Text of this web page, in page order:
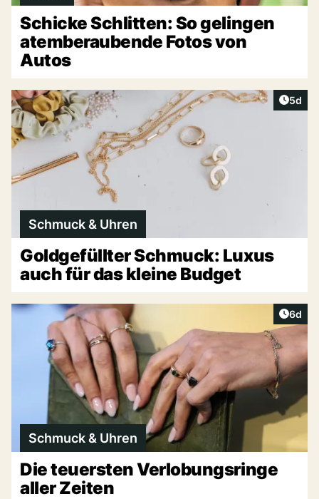
Schicke Schlitten: So gelingen
atemberaubende Fotos von
Autos
5d
Schmuck & Uhren
Goldgefüllter Schmuck: Luxus
auch für das kleine Budget
6d
Schmuck & Uhren
Die teuersten Verlobungsringe
aller Zeiten